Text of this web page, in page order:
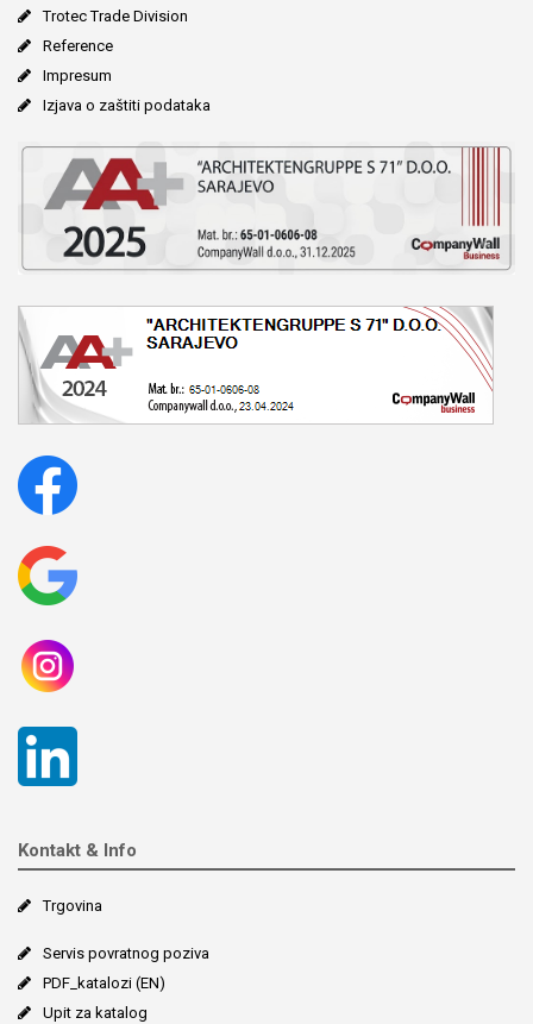
Trotec Trade Division
Reference
Impresum
Izjava o zaštiti podataka
Kontakt & Info
Trgovina
Servis povratnog poziva
PDF_katalozi (EN)
Upit za katalog